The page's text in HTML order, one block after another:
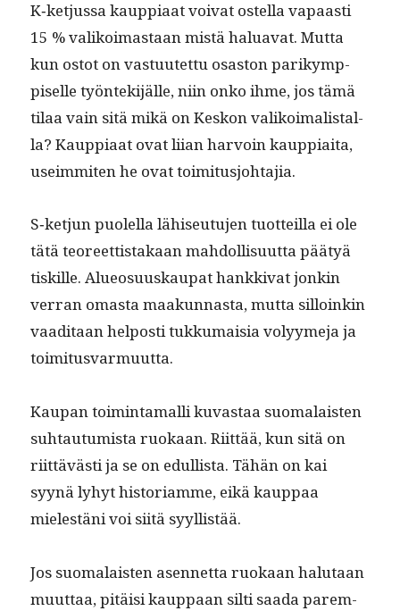
K‑ketjussa kaup­pi­aat voivat ostel­la vapaasti
15 % valikoimas­taan mis­tä halu­a­vat. Mut­ta
kun ostot on vas­tu­utet­tu osas­ton parikymp­
piselle työn­tek­i­jälle, niin onko ihme, jos tämä
tilaa vain sitä mikä on Keskon valikoimal­istal­
la? Kaup­pi­aat ovat liian har­voin kaup­pi­ai­ta,
useim­miten he ovat toimitusjohtajia.
S‑ketjun puolel­la lähiseu­tu­jen tuot­teil­la ei ole
tätä teo­reet­tis­takaan mah­dol­lisu­ut­ta pää­tyä
tiskille. Alueo­su­uskau­pat han­kki­vat jonkin
ver­ran omas­ta maakun­nas­ta, mut­ta sil­loinkin
vaa­di­taan hel­posti tukku­maisia volyyme­ja ja
toimitusvarmuutta.
Kau­pan toim­inta­malli kuvas­taa suo­ma­lais­ten
suh­tau­tu­mista ruokaan. Riit­tää, kun sitä on
riit­tävästi ja se on edullista. Tähän on kai
syynä lyhyt his­to­ri­amme, eikä kaup­paa
mielestäni voi siitä syyllistää.
Jos suo­ma­lais­ten asen­net­ta ruokaan halu­taan
muut­taa, pitäisi kaup­paan silti saa­da parem­